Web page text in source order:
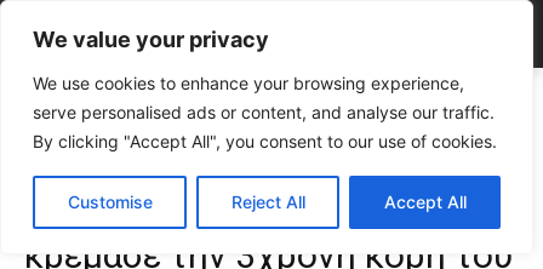
We value your privacy
We use cookies to enhance your browsing experience,
serve personalised ads or content, and analyse our traffic.
By clicking "Accept All", you consent to our use of cookies.
Customise Reject All Accept All
Home ΕΠΙΚΑΙΡΟΤΗΤΑ Διεθνή
Σοκ στην Άγκυρα: Πατέρας κρέμασε
την 3χρονη κόρη του από παράθυρο διαμερίσματος...
Σοκ στην Άγκυρα: Πατέρας
κρέμασε την 3χρονη κόρη του